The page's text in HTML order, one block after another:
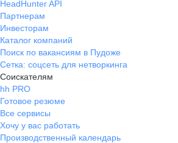
HeadHunter API
Партнерам
Инвесторам
Каталог компаний
Поиск по вакансиям в Пудоже
Сетка: соцсеть для нетворкинга
Соискателям
hh PRO
Готовое резюме
Все сервисы
Хочу у вас работать
Производственный календарь